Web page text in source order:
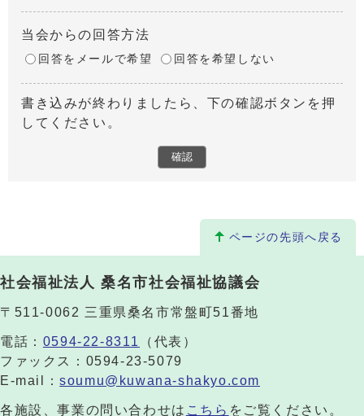
当会からの回答方法
回答をメールで希望 回答を希望しない
書き込みが終わりましたら、下の確認ボタンを押
してください。
ページの先頭へ戻る
社会福祉法人 桑名市社会福祉協議会
〒511-0062 三重県桑名市常盤町51番地
電話： 0594-22-8311
（代表）
ファックス：0594-23-5079
E-mail：soumu@kuwana-shakyo.com
各施設、事業の問い合わせは こちら をご覧ください。